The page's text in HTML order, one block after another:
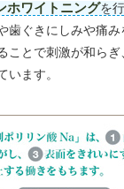
ホワイトニングを
歯ぐきにしみや痛
ことで刺激が和ら
ます。